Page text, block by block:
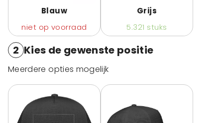
Blauw
niet op voorraad
Grijs
5.321 stuks
2 Kies de gewenste positie
Meerdere opties mogelijk